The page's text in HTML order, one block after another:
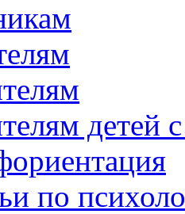
детей
по